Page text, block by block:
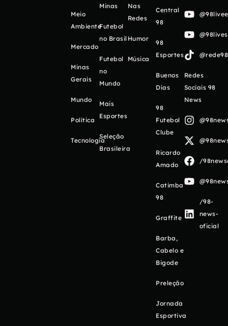
Meio
Ambiente
Mercado
Minas
Gerais
Mundo
Política
Tecnologia
Minas
Futebol
no Brasil
Futebol
no
Mundo
Mais
Esportes
Seleção
Brasileira
Nas
Redes
Humor
Música
Central
98
98
Esportes
Buenos
Días
98
Futebol
Clube
Ricardo
Amado
Catimba
98
Graffite
Barba,
Cabelo e
Bigode
Preleção
Jornada
Esportiva
Redes
Sociais 98
News
/
/98-
news-
oficial